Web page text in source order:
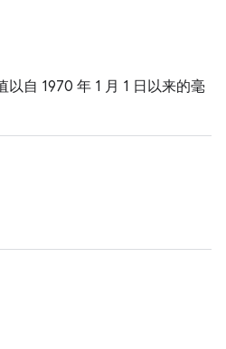
自 1970 年 1 月 1 日以来的毫